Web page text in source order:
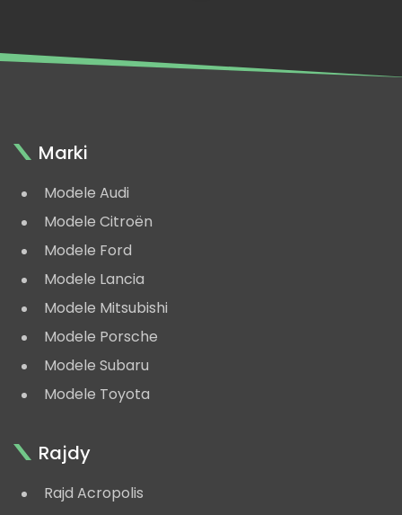
Marki
Modele Audi
Modele Citroën
Modele Ford
Modele Lancia
Modele Mitsubishi
Modele Porsche
Modele Subaru
Modele Toyota
Rajdy
Rajd Acropolis